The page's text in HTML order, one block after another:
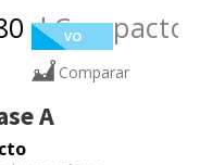
VO
Comparar
A